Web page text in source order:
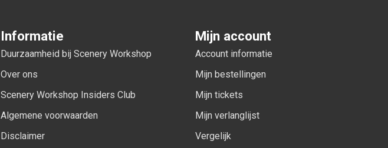
Informatie
Duurzaamheid bij Scenery Workshop
Over ons
Scenery Workshop Insiders Club
Algemene voorwaarden
Disclaimer
Mijn account
Account informatie
Mijn bestellingen
Mijn tickets
Mijn verlanglijst
Vergelijk